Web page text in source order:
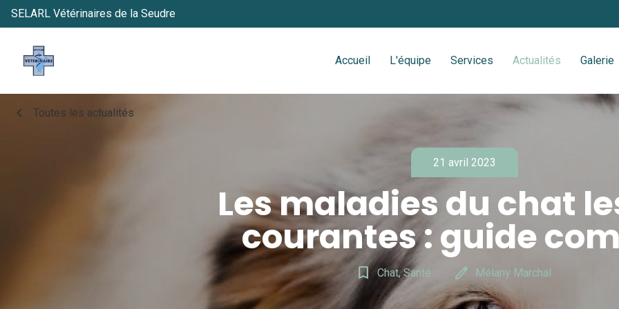
SELARL Vétérinaires de la Seudre
Accueil L'équipe Services Actualités Galerie
chevron_left Toutes les actualités
21 avril 2023
Les maladies du chat
courantes : guide
bookmark_border Chat, Santé edit Mélany Marchal